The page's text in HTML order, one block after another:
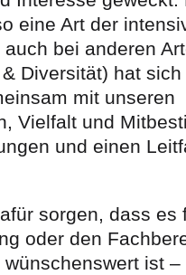
eine Art der
bei anderen
Diversität) hat
mit unseren
Vielfalt und
und einen
sorgen, dass es
oder den
ist